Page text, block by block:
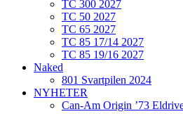
TC 300 2027
TC 50 2027
TC 65 2027
TC 85 17/14 2027
TC 85 19/16 2027
Naked
801 Svartpilen 2024
NYHETER
Can-Am Origin ’73